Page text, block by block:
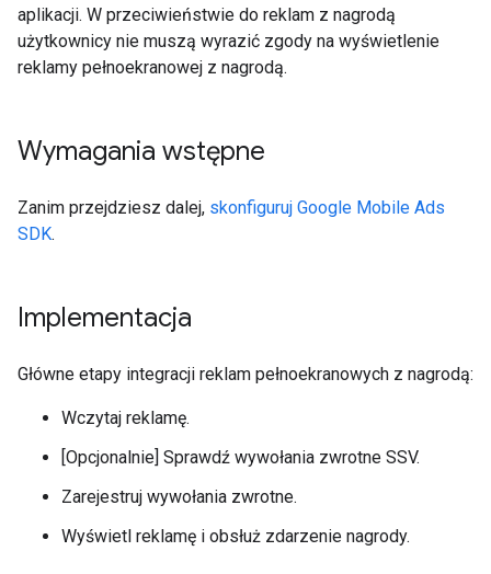
aplikacji. W przeciwieństwie do reklam z nagrodą
użytkownicy nie muszą wyrazić zgody na wyświetlenie
reklamy pełnoekranowej z nagrodą.
Wymagania wstępne
Zanim przejdziesz dalej, skonfiguruj Google Mobile Ads
SDK.
Implementacja
Główne etapy integracji reklam pełnoekranowych z nagrodą:
Wczytaj reklamę.
[Opcjonalnie] Sprawdź wywołania zwrotne SSV.
Zarejestruj wywołania zwrotne.
Wyświetl reklamę i obsłuż zdarzenie nagrody.